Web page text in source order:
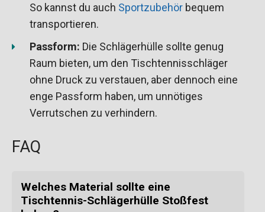
So kannst du auch Sportzubehör bequem
transportieren.
Passform: Die Schlägerhülle sollte genug
Raum bieten, um den Tischtennisschläger
ohne Druck zu verstauen, aber dennoch eine
enge Passform haben, um unnötiges
Verrutschen zu verhindern.
FAQ
Welches Material sollte eine
Tischtennis-Schlägerhülle Stoßfest